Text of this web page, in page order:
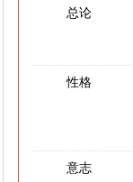
总论
性格
意志